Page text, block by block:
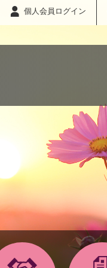
個人会員ログイン